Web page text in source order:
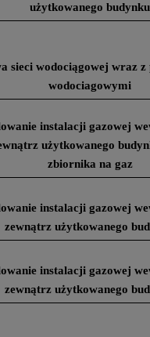
użytkowanego budynku
sieci wodociągowej wraz z
wodociagowymi
instalacji gazowej
użytkowanego
zbiornika na gaz
instalacji gazowej
zewnątrz użytkowanego
instalacji gazowej
zewnątrz użytkowanego